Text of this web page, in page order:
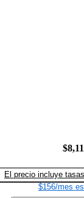
El precio incluye tasas
$156/mes